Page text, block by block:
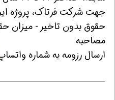
جهت شرکت فرتاک، پروژه
حقوق بدون تاخیر - میزان
مصاحبه
ارسال رزومه به شماره